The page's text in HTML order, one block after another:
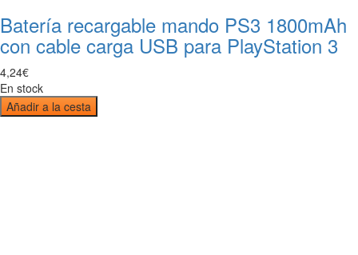
Batería recargable mando PS3 1800mAh
con cable carga USB para PlayStation 3
4,24€
En stock
Añadir a la cesta